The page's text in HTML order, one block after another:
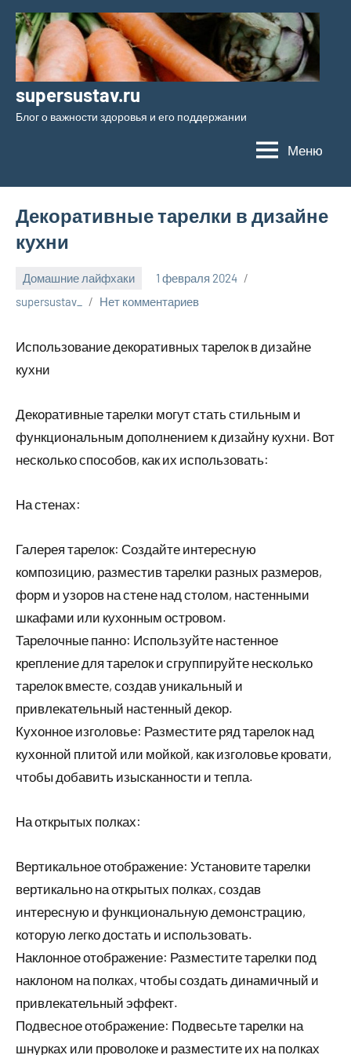
Перейти
содержимому
supersustav.ru
Блог о важности здоровья и его поддержании
Меню
Декоративные тарелки в дизайне
кухни
Домашние лайфхаки
1 февраля 2024
supersustav_
Нет комментариев
Использование декоративных тарелок в дизайне
кухни
Декоративные тарелки могут стать стильным и
функциональным дополнением к дизайну кухни. Вот
несколько способов, как их использовать:
На стенах:
Галерея тарелок: Создайте интересную
композицию, разместив тарелки разных размеров,
форм и узоров на стене над столом, настенными
шкафами или кухонным островом.
Тарелочные панно: Используйте настенное
крепление для тарелок и сгруппируйте несколько
тарелок вместе, создав уникальный и
привлекательный настенный декор.
Кухонное изголовье: Разместите ряд тарелок над
кухонной плитой или мойкой, как изголовье кровати,
чтобы добавить изысканности и тепла.
На открытых полках:
Вертикальное отображение: Установите тарелки
вертикально на открытых полках, создав
интересную и функциональную демонстрацию,
которую легко достать и использовать.
Наклонное отображение: Разместите тарелки под
наклоном на полках, чтобы создать динамичный и
привлекательный эффект.
Подвесное отображение: Подвесьте тарелки на
шнурках или проволоке и разместите их на полках